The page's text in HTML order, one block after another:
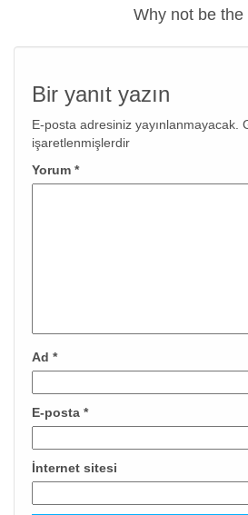
Why not be the
Bir yanıt yazın
E-posta adresiniz yayınlanmayacak.
işaretlenmişlerdir
Yorum *
Ad *
E-posta *
İnternet sitesi